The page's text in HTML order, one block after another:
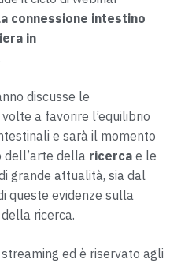
connessione intestino
in
discusse le
a favorire l’equilibrio
e sarà il momento
della ricerca e le
grande attualità, sia dal
queste evidenze sulla
ricerca.
ed è riservato agli